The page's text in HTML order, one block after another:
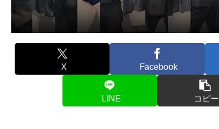
X Facebook
LINE コピー